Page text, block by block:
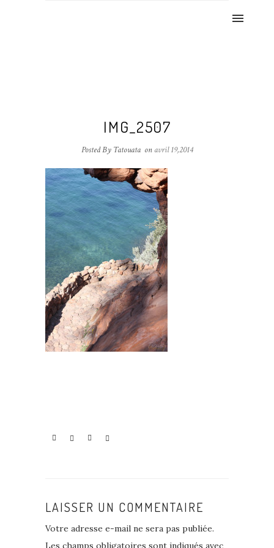
IMG_2507
Posted By Tatouata on avril 19,2014
LAISSER UN COMMENTAIRE
Votre adresse e-mail ne sera pas publiée.
Les champs obligatoires sont indiqués avec